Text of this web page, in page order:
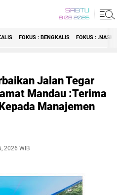
SABTU
8 08 2026
FOKUS : BENGKALIS FOKUS :
Jalan Tegar
Mandau :Terima
Manajemen
2026 WIB